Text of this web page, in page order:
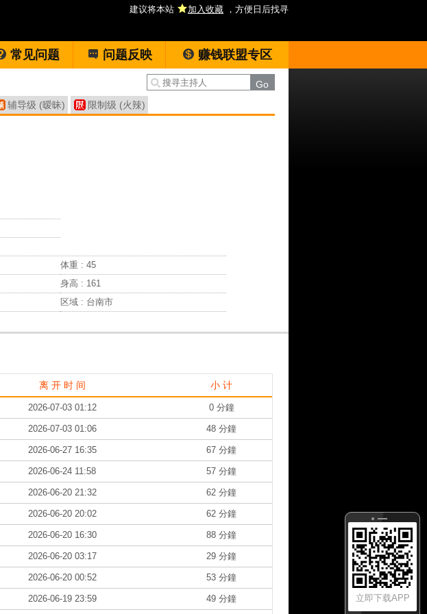
建议将本站 加入收藏 ，方便日后找寻
常见问题 问题反映 赚钱联盟专区
立即下载APP
辅导级 (暧昧) 限制级 (火辣)
体重 : 45
身高 : 161
区域 : 台南市
离 开 时 间 小 计
2026-07-03 01:12 0 分鐘
2026-07-03 01:06 48 分鐘
2026-06-27 16:35 67 分鐘
2026-06-24 11:58 57 分鐘
2026-06-20 21:32 62 分鐘
2026-06-20 20:02 62 分鐘
2026-06-20 16:30 88 分鐘
2026-06-20 03:17 29 分鐘
2026-06-20 00:52 53 分鐘
2026-06-19 23:59 49 分鐘